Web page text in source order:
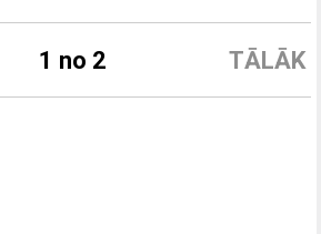
TĀLĀK
1 no 2